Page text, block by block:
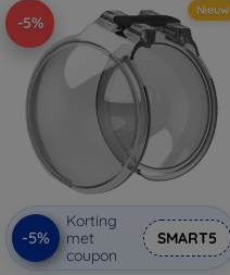
-5%
Nieuw
-5%
Korting
met
coupon
SMART5